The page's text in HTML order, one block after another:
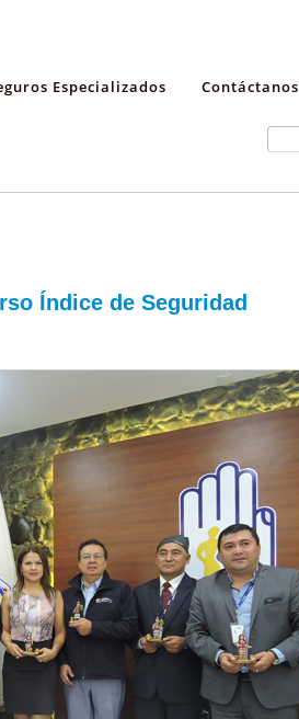
Especializados Contáctanos
Índice de Seguridad